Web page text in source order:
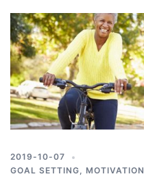
2019-10-07
GOAL SETTING, MOTIVATION